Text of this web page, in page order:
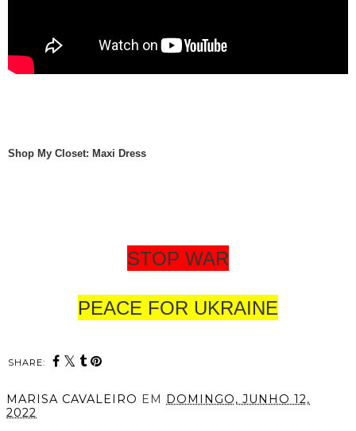
Shop My Closet: Maxi Dress
STOP WAR
PEACE FOR UKRAINE
SHARE:
MARISA CAVALEIRO EM DOMINGO, JUNHO 12,
2022